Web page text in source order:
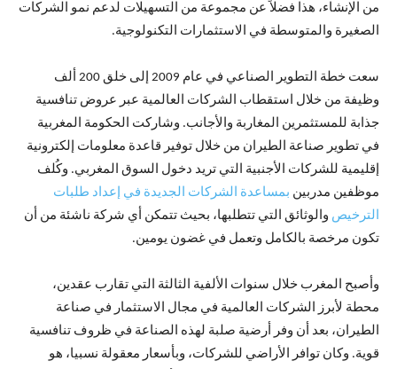
من الإنشاء، هذا فضلاً عن مجموعة من التسهيلات لدعم نمو الشركات
الصغيرة والمتوسطة في الاستثمارات التكنولوجية.
سعت خطة التطوير الصناعي في عام 2009 إلى خلق 200 ألف
وظيفة من خلال استقطاب الشركات العالمية عبر عروض تنافسية
جذابة للمستثمرين المغاربة والأجانب. وشاركت الحكومة المغربية
في تطوير صناعة الطيران من خلال توفير قاعدة معلومات إلكترونية
إقليمية للشركات الأجنبية التي تريد دخول السوق المغربي. وكُلف
موظفين مدربين بمساعدة الشركات الجديدة في إعداد طلبات
الترخيص والوثائق التي تتطلبها، بحيث تتمكن أي شركة ناشئة من أن
تكون مرخصة بالكامل وتعمل في غضون يومين.
وأصبح المغرب خلال سنوات الألفية الثالثة التي تقارب عقدين،
محطة لأبرز الشركات العالمية في مجال الاستثمار في صناعة
الطيران، بعد أن وفر أرضية صلبة لهذه الصناعة في ظروف تنافسية
قوية. وكان توافر الأراضي للشركات، وبأسعار معقولة نسبيا، هو